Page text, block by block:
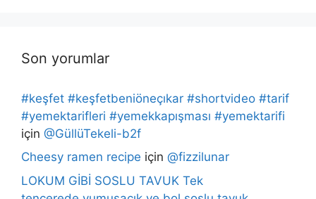
Son yorumlar
#keşfet #keşfetbeniöneçıkar #shortvideo #tarif
#yemektarifleri #yemekkapışması #yemektarifi
için @GüllüTekeli-b2f
Cheesy ramen recipe için @fizzilunar
LOKUM GİBİ SOSLU TAVUK Tek